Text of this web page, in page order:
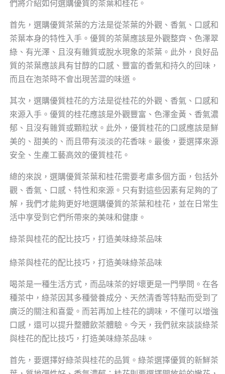
們將介紹如何選購優質的茶葉和桂花。
首先，選購優質茶葉的方法是從茶葉的外觀、香氣、口感和
茶葉本身的特性入手。優質的茶葉應該是外觀整齊、色澤翠
綠、有光澤、且沒有雜質或脫水現象的茶葉。此外，良好品
質的茶葉應該具有甘醇的口感、豐富的香氣和持久的回味，
而且在泡茶時不會出現苦澀的味道。
其次，選購優質桂花的方法是從桂花的外觀、香氣、口感和
來源入手。優質的桂花應該是外觀豐富、色澤金黃、香氣濃
郁、且沒有雜質或顆粒狀。此外，優質桂花的口感應該是鮮
美的、甜美的、而且帶有淡淡的花香味。最後，要選擇來源
安全、生產工藝高效的優質桂花。
總的來說，選購優質茶葉和桂花需要考慮多個方面，包括外
觀、香氣、口感、特性和來源。只有對這些因素有足夠的了
解，我們才能夠更好地選購優質的茶葉和桂花，並在日常生
活中享受到它們所帶來的美味和健康。
綠茶與桂花的配比技巧，打造美味綠茶品味
綠茶與桂花的配比技巧，打造美味綠茶品味
喝茶是一種生活方式，而品味茶的好壞更是一門學問。在各
種茶中，綠茶因其多種營養成分、天然清香等特點而受到了
廣泛的關注和喜愛。而若再加上桂花的調味，不僅可以增強
口感，還可以提升整體飲茶體驗。今天，我們就來談談綠茶
與桂花的配比技巧，打造美味綠茶品味。
首先，要選擇好綠茶與桂花的品質。綠茶選擇優質的新鮮茶